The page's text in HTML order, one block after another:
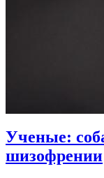
Ученые:
шизофрении